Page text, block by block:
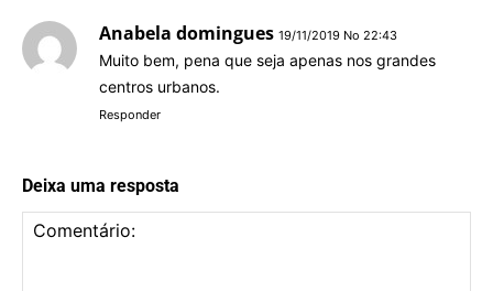
Anabela domingues 19/11/2019 No 22:43
Muito bem, pena que seja apenas nos grandes
centros urbanos.
Responder
Deixa uma resposta